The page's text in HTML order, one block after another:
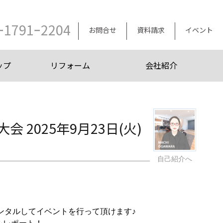
1791ｰ2204 お問合せ 資料請求 イベント
プ リフォーム 会社紹介
自己紹介へ
会 2025年9月23日(火)
ルしてイベントを行って頂けます♪